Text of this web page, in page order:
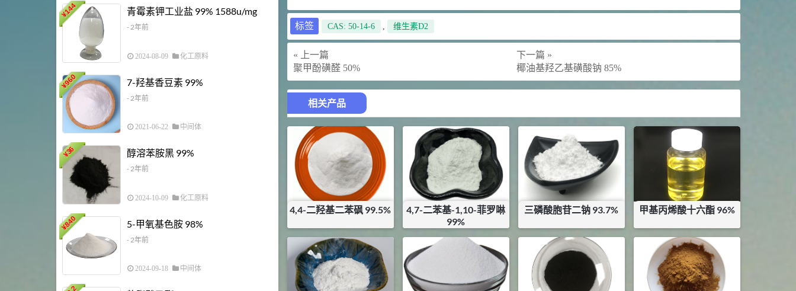
标签 CAS: 50-14-6 , 维生素D2
« 上一篇
聚甲酚磺醛 50%
下一篇 »
椰油基羟乙基磺酸钠 85%
相关产品
4,4-二羟基二苯砜 99.5%
¥19
库存：1.7KG
4,7-二苯基-1,10-菲罗啉
99%
¥4000000
库存：
KG
三磷酸胞苷二钠 93.7%
¥4250
库存：0.5 KG
甲基丙烯酸十六酯 96%
¥60
库存：1KG
¥
144 青霉素钾工业盐 99% 1588u/mg
- 2年前
2024-08-09 化工原料
¥
960 7-羟基香豆素 99%
- 2年前
2021-06-22 中间体
¥
36 醇溶苯胺黑 99%
- 2年前
2024-10-09 化工原料
¥
840 5-甲氧基色胺 98%
- 2年前
2024-09-18 中间体
69.6 6
S-羧甲基-L-半胱氨酸(羧甲司坦)
98.5%
浏览量 - 1.72w
27 7 抗氧剂BHT 99.5%
浏览量 - 1.64w
2021-05-25 食品添加剂原料
11.25 8 D-异抗坏血酸钠 98%
浏览量 - 1.55w
2021-05-25 食品添加剂原料
浏览量 - 1.54w
2021-06-19 化工原料